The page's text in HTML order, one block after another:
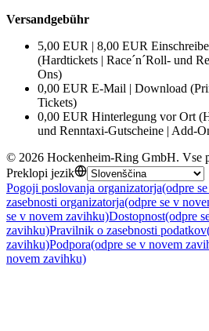
Versandgebühr
5,00 EUR | 8,00 EUR
(Hardtickets | Race´n´Roll- und
Ons)
0,00 EUR E-Mail | Download
Tickets)
0,00 EUR Hinterlegung vor Ort
und Renntaxi-Gutscheine | Add-
© 2026 Hockenheim-Ring GmbH. Vse
Preklopi jezik
Pogoji poslovanja organizatorja(odpre
zasebnosti organizatorja(odpre se v
se v novem zavihku)Dostopnost(odpre
zavihku)Pravilnik o zasebnosti podatkov
zavihku)Podpora(odpre se v novem
novem zavihku)